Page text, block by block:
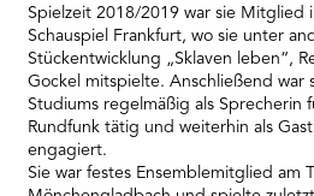
Spielzeit 2018/2019 war sie Mitglied
Schauspiel Frankfurt, wo sie unter
Stückentwicklung „Sklaven leben“,
Gockel mitspielte. Anschließend war
Studiums regelmäßig als Sprecherin
Rundfunk tätig und weiterhin als
engagiert.
Sie war festes Ensemblemitglied am